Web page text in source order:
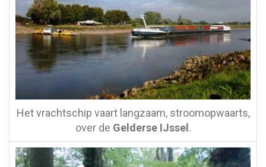
Het vrachtschip vaart langzaam, stroomopwaarts,
over de Gelderse IJssel.